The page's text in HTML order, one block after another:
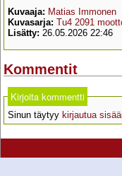
Kuvaaja: Matias Immonen
Kuvasarja: Tu4 2091
Lisätty: 26.05.2026 22:46
Kommentit
Kirjoita kommentti
Sinun täytyy kirjautua